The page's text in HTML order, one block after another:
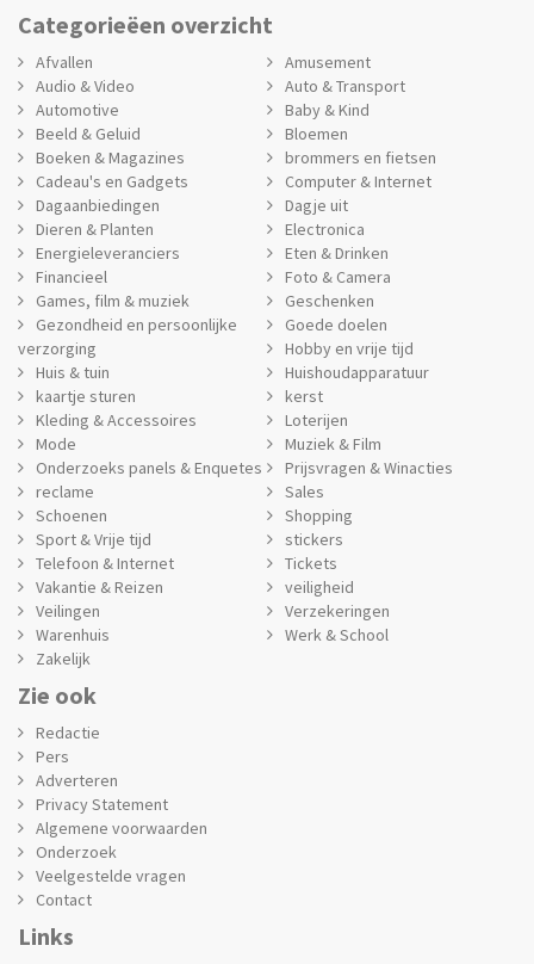
Categorieëen overzicht
Afvallen
Amusement
Audio & Video
Auto & Transport
Automotive
Baby & Kind
Beeld & Geluid
Bloemen
Boeken & Magazines
brommers en fietsen
Cadeau's en Gadgets
Computer & Internet
Dagaanbiedingen
Dagje uit
Dieren & Planten
Electronica
Energieleveranciers
Eten & Drinken
Financieel
Foto & Camera
Games, film & muziek
Geschenken
Gezondheid en persoonlijke
verzorging
Goede doelen
Hobby en vrije tijd
Huis & tuin
Huishoudapparatuur
kaartje sturen
kerst
Kleding & Accessoires
Loterijen
Mode
Muziek & Film
Onderzoeks panels & Enquetes
Prijsvragen & Winacties
reclame
Sales
Schoenen
Shopping
Sport & Vrije tijd
stickers
Telefoon & Internet
Tickets
Vakantie & Reizen
veiligheid
Veilingen
Verzekeringen
Warenhuis
Werk & School
Zakelijk
Zie ook
Redactie
Pers
Adverteren
Privacy Statement
Algemene voorwaarden
Onderzoek
Veelgestelde vragen
Contact
Links